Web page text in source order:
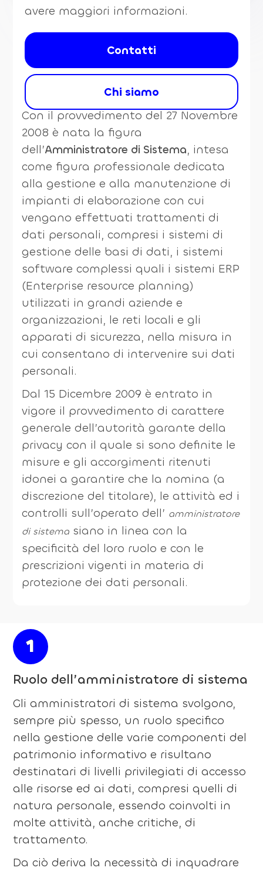
avere maggiori informazioni.
Contatti
Chi siamo
Con il provvedimento del 27 Novembre
2008 è nata la figura
dell’Amministratore di Sistema, intesa
come figura professionale dedicata
alla gestione e alla manutenzione di
impianti di elaborazione con cui
vengano effettuati trattamenti di
dati personali, compresi i sistemi di
gestione delle basi di dati, i sistemi
software complessi quali i sistemi ERP
(Enterprise resource planning)
utilizzati in grandi aziende e
organizzazioni, le reti locali e gli
apparati di sicurezza, nella misura in
cui consentano di intervenire sui dati
personali.
Dal 15 Dicembre 2009 è entrato in
vigore il provvedimento di carattere
genera­le dell’autorità garante della
privacy con il quale si sono definite le
misure e gli accorgi­menti ritenuti
idonei a garantire che la nomi­na (a
discrezione del titolare), le attività ed i
controlli sull’operato dell’ amministratore
di sistemasiano in linea con la
specificità del loro ruolo e con le
prescri­zioni vigenti in materia di
protezione dei dati personali.
1
Ruolo dell’amministratore di sistema
Gli amministratori di sistema svolgono,
sempre più spesso, un ruolo specifico
nella gestione delle varie componenti del
patrimonio informativo e risultano
destinatari di livelli privilegiati di accesso
alle risorse ed ai dati, compresi quelli di
natura personale, essendo coinvolti in
molte attività, anche critiche, di
trattamento.
Da ciò deriva la necessità di inquadrare